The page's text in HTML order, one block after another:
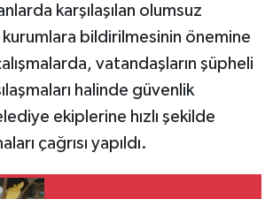
karşılaşılan olumsuz
kurumlara bildirilmesinin önemine
vatandaşların şüpheli
halinde güvenlik
ekiplerine hızlı şekilde
çağrısı yapıldı.